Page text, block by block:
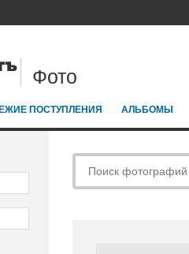
Фото
ПОСТУПЛЕНИЯ АЛЬБОМЫ